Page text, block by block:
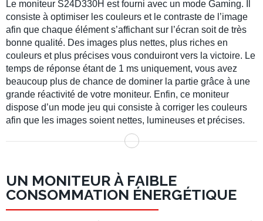
Le moniteur S24D330H est fourni avec un mode Gaming. Il
consiste à optimiser les couleurs et le contraste de l’image
afin que chaque élément s’affichant sur l’écran soit de très
bonne qualité. Des images plus nettes, plus riches en
couleurs et plus précises vous conduiront vers la victoire. Le
temps de réponse étant de 1 ms uniquement, vous avez
beaucoup plus de chance de dominer la partie grâce à une
grande réactivité de votre moniteur. Enfin, ce moniteur
dispose d’un mode jeu qui consiste à corriger les couleurs
afin que les images soient nettes, lumineuses et précises.
UN MONITEUR À FAIBLE
CONSOMMATION ÉNERGÉTIQUE